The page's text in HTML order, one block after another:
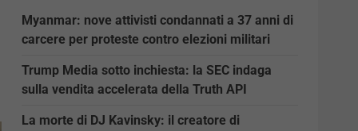
Myanmar: nove attivisti condannati a 37 anni di
carcere per proteste contro elezioni militari
Trump Media sotto inchiesta: la SEC indaga
sulla vendita accelerata della Truth API
La morte di DJ Kavinsky: il creatore di